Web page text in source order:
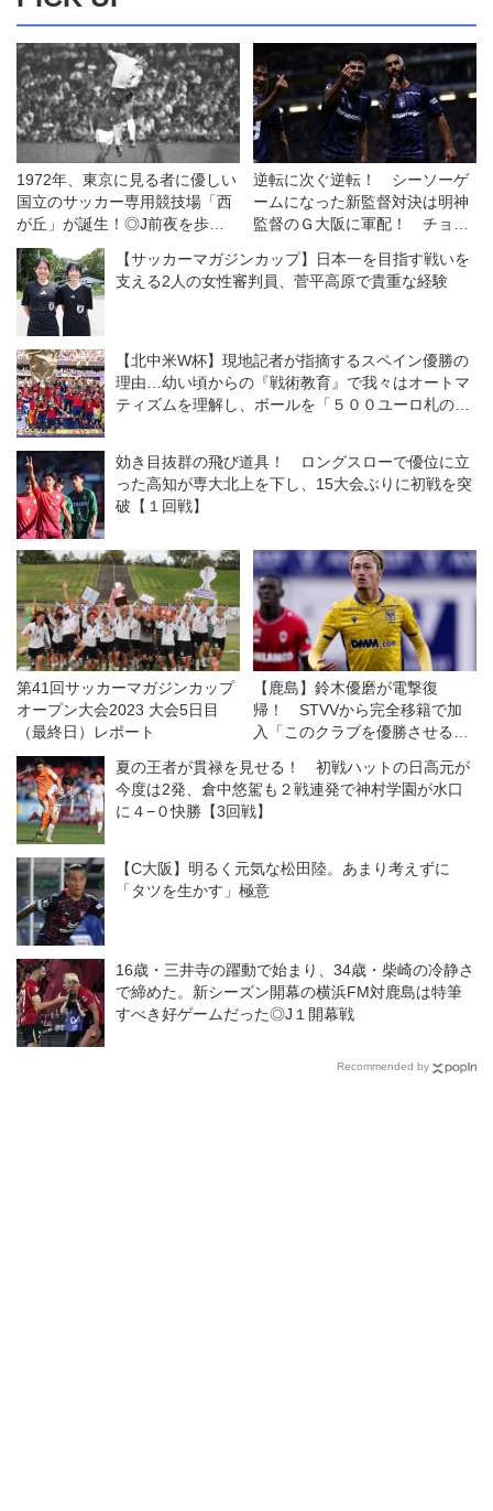
1972年、東京に見る者に優しい
国立のサッカー専用競技場「西
が丘」が誕生！◎J前夜を歩く
第35回
逆転に次ぐ逆転！ シーソーゲ
ームになった新監督対決は明神
監督のＧ大阪に軍配！ チョウ
中、意欲を示すも一歩及ばず
◎J１開幕戦
【サッカーマガジンカップ】日本一を目指す戦いを
支える2人の女性審判員、菅平高原で貴重な経験
【北中米W杯】現地記者が指摘するスペイン優勝の
理由…幼い頃からの『戦術教育』で我々はオートマ
ティズムを理解し、ボールを「５００ユーロ札のよ
効き目抜群の飛び道具！ ロングスローで優位に立
った高知が専大北上を下し、15大会ぶりに初戦を突
破【１回戦】
第41回サッカーマガジンカップ
オープン大会2023 大会5日目
（最終日）レポート
【鹿島】鈴木優磨が電撃復
帰！ STVVから完全移籍で加
入「このクラブを優勝させるた
夏の王者が貫禄を見せる！ 初戦ハットの日高元が
今度は2発、倉中悠駕も２戦連発で神村学園が水口
に４−０快勝【3回戦】
【C大阪】明るく元気な松田陸。あまり考えずに
「タツを生かす」極意
16歳・三井寺の躍動で始まり、34歳・柴崎の冷静さ
で締めた。新シーズン開幕の横浜FM対鹿島は特筆
すべき好ゲームだった◎J１開幕戦
Recommended by